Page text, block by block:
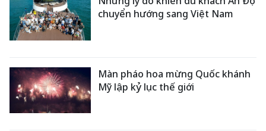
chuyển hướng sang Việt Nam
Màn pháo hoa mừng Quốc khánh
Mỹ lập kỷ lục thế giới